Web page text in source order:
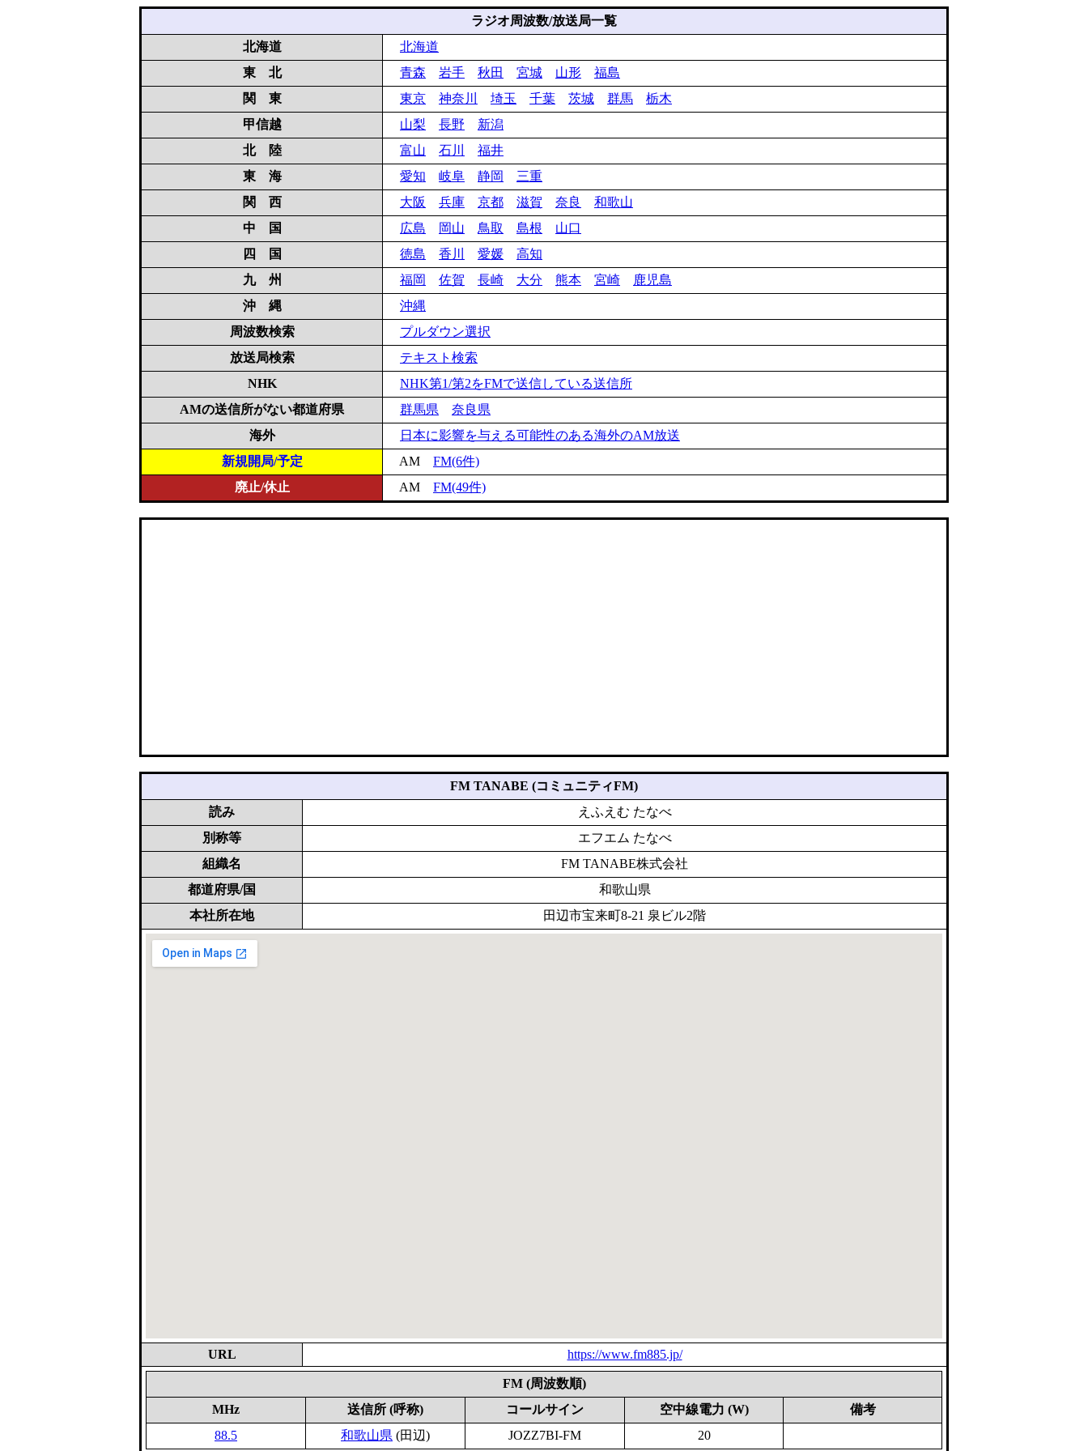
ラジオ周波数/放送局一覧
北海道
北海道
東 北
青森 岩手 秋田 宮城 山形
福島
関 東
東京 神奈川 埼玉 千葉 茨城 群馬
栃木
甲信越
山梨 長野
新潟
北 陸
富山 石川
福井
東 海
愛知 岐阜 静岡
三重
関 西
大阪 兵庫 京都 滋賀 奈良
和歌山
中 国
広島 岡山 鳥取 島根
山口
四 国
徳島 香川 愛媛
高知
九 州
福岡 佐賀 長崎 大分 熊本 宮崎
鹿児島
沖 縄
沖縄
周波数検索
プルダウン選択
放送局検索
テキスト検索
NHK
NHK第1/第2をFMで送信している送信所
AMの送信所がない都道府県
群馬県
奈良県
海外
日本に影響を与える可能性のある海外のAM放送
新規開局/予定
AM FM(6件)
廃止/休止
AM FM(49件)
FM TANABE (コミュニティFM)
読み
えふえむ たなべ
別称等
エフエム たなべ
組織名
FM TANABE株式会社
都道府県/国
和歌山県
本社所在地
田辺市宝来町8-21 泉ビル2階
URL https://www.fm885.jp/
FM (周波数順)
MHz
送信所 (呼称) コールサイン 空中線電力 (W)
備考
88.5
和歌山県 (田辺) JOZZ7BI-FM 20